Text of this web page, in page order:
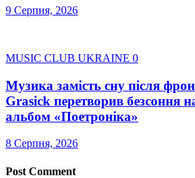
9 Серпня, 2026
MUSIC CLUB UKRAINE 0
Музика замість сну після
Grasick перетворив безсоння
альбом «Поетроніка»
8 Серпня, 2026
Post Comment